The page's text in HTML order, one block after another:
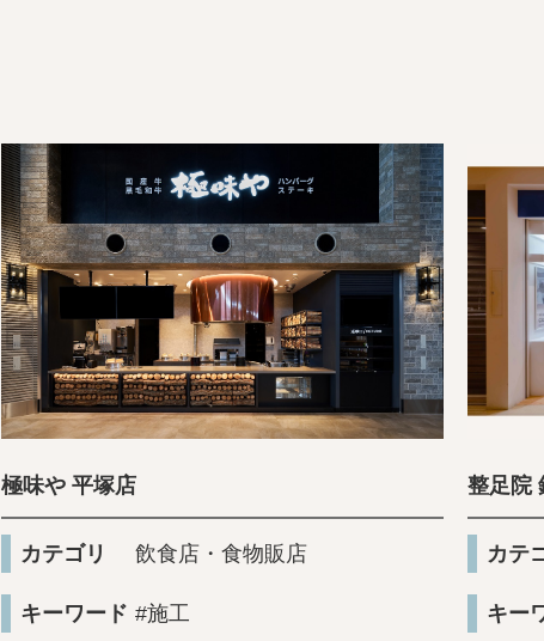
極味や 平塚店
カテゴリ 飲食店・食物販店
キーワード #施工
整足院
カテ
キー